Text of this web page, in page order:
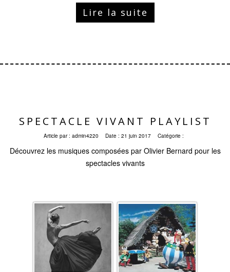
Lire la suite
SPECTACLE VIVANT PLAYLIST
Article par : admin4220 Date : 21 juin 2017 Catégorie :
Découvrez les musiques composées par Olivier Bernard pour les
spectacles vivants